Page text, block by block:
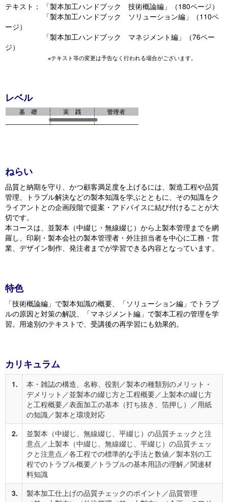
テキスト： 「製本加工ハンドブック 技術概論編」（180ページ）
「製本加工ハンドブック ソリューション編」（110ペ
ージ）
「製本加工ハンドブック マネジメント編」（76ペー
ジ）
※テキスト等の変更は予告なく行われる場合がございます。
レベル
ねらい
品質と納期を守り、かつ顧客満足度を上げるには、製造工程や品質
管理、トラブル解決などの製本知識を学ぶとともに、その知識をク
ライアントとの企画段階で提案・アドバイスに結び付けることが大
切です。
本コースは、並製本（中綴じ・無線綴じ）から上製本管理までを網
羅し、印刷・製本会社の製本管理者・外注担当者を中心に工務・営
業、デザイン制作、発注者までが学習できる内容となっています。
特色
「技術概論編」で製本知識の概要、「ソリューション編」でトラブ
ルの原因と対策の解説、「マネジメント編」で製本工程の管理を学
習。用途別のテキストで、受講後の再学習にも効果的。
カリキュラム
1.
本・雑誌の構造、名称、役割／製本の種類別のメリット・
デメリット／並製本の綴じ方と工程概要／上製本の綴じ方
と工程概要／表面加工の基本（打ち抜き、箔押し）／用紙
の知識／製本と環境対応
2.
並製本（中綴じ、無線綴じ、平綴じ）の品質チェックと注
意点／上製本（中綴じ、無線綴じ、平綴じ）の品質チェッ
クと注意点／各工程での標準的な手法と数値／製本別の工
程でのトラブル概要／トラブルの基本用語の理解／関連材
料知識
3.
製本加工仕上げの品質チェックのポイント／品質管理